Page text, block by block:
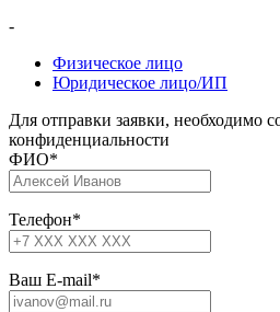
-
Физическое лицо
Юридическое лицо/ИП
Для отправки заявки, необходимо
конфиденциальности
ФИО*
Телефон*
Ваш E-mail*